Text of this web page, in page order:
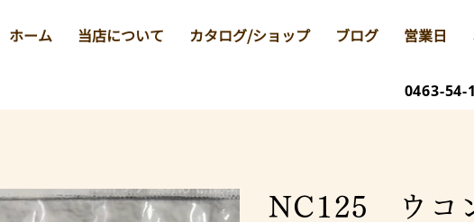
0463-54-
ホーム 当店について カタログ/ショップ ブログ 営業日
NC125 ウコ